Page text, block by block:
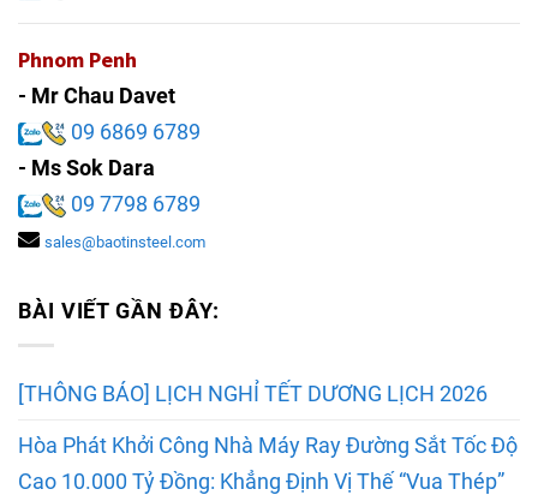
Phnom Penh
- Mr Chau Davet
09 6869 6789
- Ms Sok Dara
09 7798 6789
sales@baotinsteel.com
BÀI VIẾT GẦN ĐÂY:
[THÔNG BÁO] LỊCH NGHỈ TẾT DƯƠNG LỊCH 2026
Hòa Phát Khởi Công Nhà Máy Ray Đường Sắt Tốc Độ
Cao 10.000 Tỷ Đồng: Khẳng Định Vị Thế “Vua Thép”